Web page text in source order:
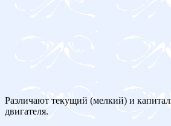
Различают текущий (мелкий) и
двигателя.